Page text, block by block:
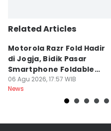
Related Articles
Motorola Razr Fold Hadir
di Jogja, Bidik Pasar
Smartphone Foldable
Premium
06 Agu 2026, 17:57 WIB
News